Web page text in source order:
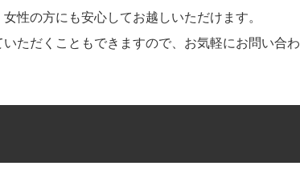
性の方にも安心してお越しいただけます。
ただくこともできますので、お気軽にお問い合わ